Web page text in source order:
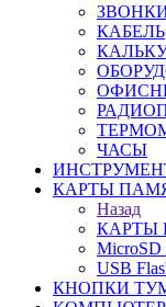
КАБЕЛЬ
ЧАСЫ
КАРТЫ
Назад
КАРТЫ
MicroSD
USB
КНОПКИ